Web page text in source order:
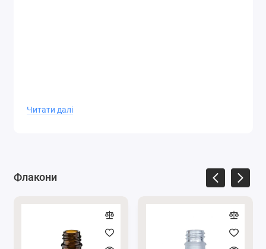
Читати далі
Флакони